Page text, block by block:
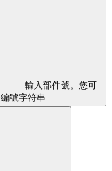
輸入部件號。您可
號字符串